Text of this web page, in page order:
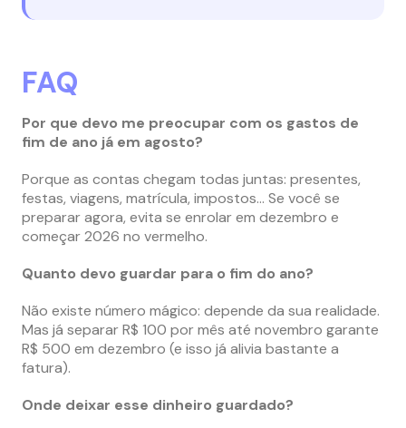
FAQ
Por que devo me preocupar com os gastos de
fim de ano já em agosto?
Porque as contas chegam todas juntas: presentes,
festas, viagens, matrícula, impostos… Se você se
preparar agora, evita se enrolar em dezembro e
começar 2026 no vermelho.
Quanto devo guardar para o fim do ano?
Não existe número mágico: depende da sua realidade.
Mas já separar R$ 100 por mês até novembro garante
R$ 500 em dezembro (e isso já alivia bastante a
fatura).
Onde deixar esse dinheiro guardado?